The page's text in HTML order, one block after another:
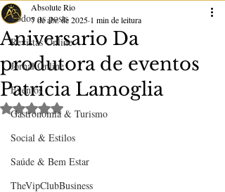
Todos os posts
Revistas Online
Jornal Online
Eventos
Gastronomia & Turismo
Social & Estilos
Saúde & Bem Estar
TheVipClubBusiness
Aniversario Da
produtora de eventos
Patrícia Lamoglia
Absolute Rio
7 de abr. de 2025 1 min de leitura
Avaliado com NaN de 5 estrelas.